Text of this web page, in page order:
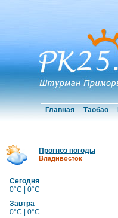
Главная Таобао
Прогноз погоды
Владивосток
Сегодня
0°C | 0°C
Завтра
0°C | 0°C